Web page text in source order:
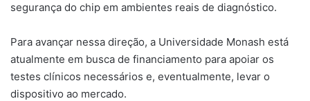
segurança do chip em ambientes reais de diagnóstico.
Para avançar nessa direção, a Universidade Monash está
atualmente em busca de financiamento para apoiar os
testes clínicos necessários e, eventualmente, levar o
dispositivo ao mercado.